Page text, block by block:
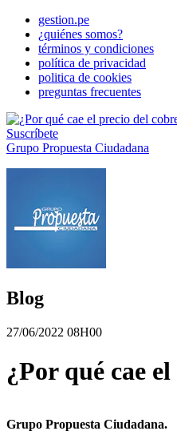
gestion.pe
¿quiénes somos?
términos y condiciones
política de privacidad
politica de cookies
preguntas frecuentes
Suscríbete
Grupo Propuesta Ciudadana
Blog
27/06/2022 08H00
¿Por qué cae
Grupo Propuesta Ciudadana.